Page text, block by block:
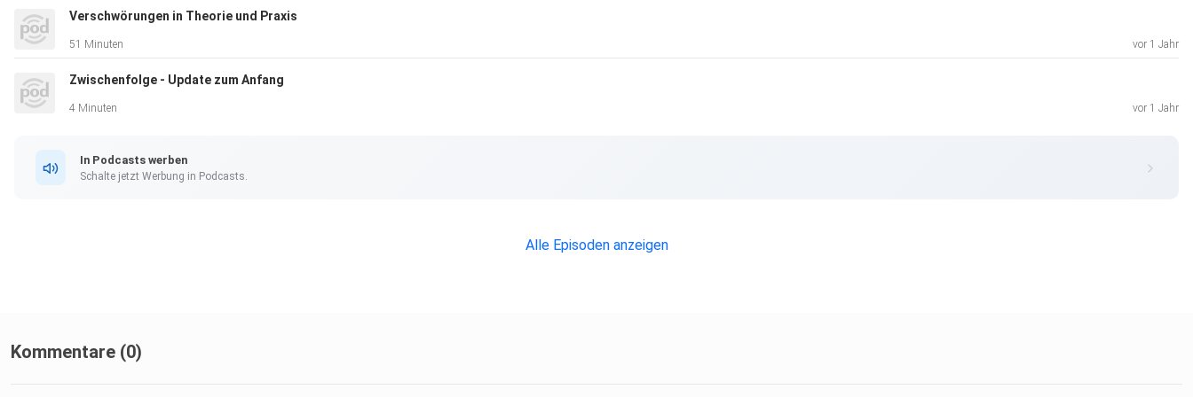
Verschwörungen in Theorie und Praxis
51 Minuten vor 1 Jahr
Zwischenfolge - Update zum Anfang
4 Minuten vor 1 Jahr
In Podcasts werben
Schalte jetzt Werbung in Podcasts.
Alle Episoden anzeigen
Kommentare (0)